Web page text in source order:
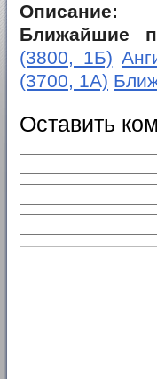
Описание:
Ближайшие
(3800, 1Б)
(3700, 1А)
Оставить